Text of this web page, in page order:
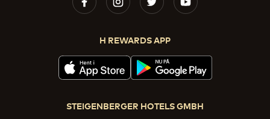
H REWARDS APP
STEIGENBERGER HOTELS GMBH